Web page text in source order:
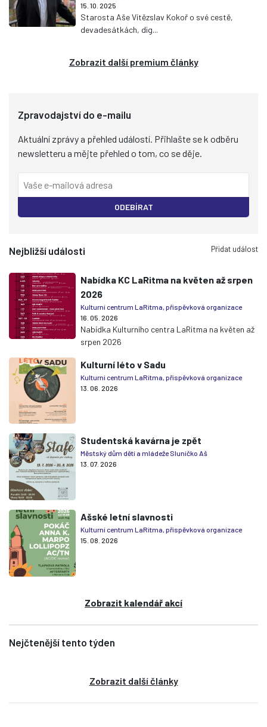
15. 10. 2025
Starosta Aše Vítězslav Kokoř o své cestě,
devadesátkách, dig...
Zobrazit další premium články
Zpravodajství do e-mailu
Aktuální zprávy a přehled událostí. Přihlašte se k odběru
newsletteru a mějte přehled o tom, co se děje.
ODEBÍRAT
Nejbližší události Přidat událost
Nabídka KC LaRitma na květen až srpen
2026
Kulturní centrum LaRitma, příspěvková organizace
16. 05. 2026
Nabídka Kulturního centra LaRitma na květen až
srpen 2026
Kulturní léto v Sadu
Kulturní centrum LaRitma, příspěvková organizace
13. 06. 2026
Studentská kavárna je zpět
Městský dům dětí a mládeže Sluníčko Aš
13. 07. 2026
Ašské letní slavnosti
Kulturní centrum LaRitma, příspěvková organizace
15. 08. 2026
Zobrazit kalendář akcí
Nejčtenější tento týden
Zobrazit další články